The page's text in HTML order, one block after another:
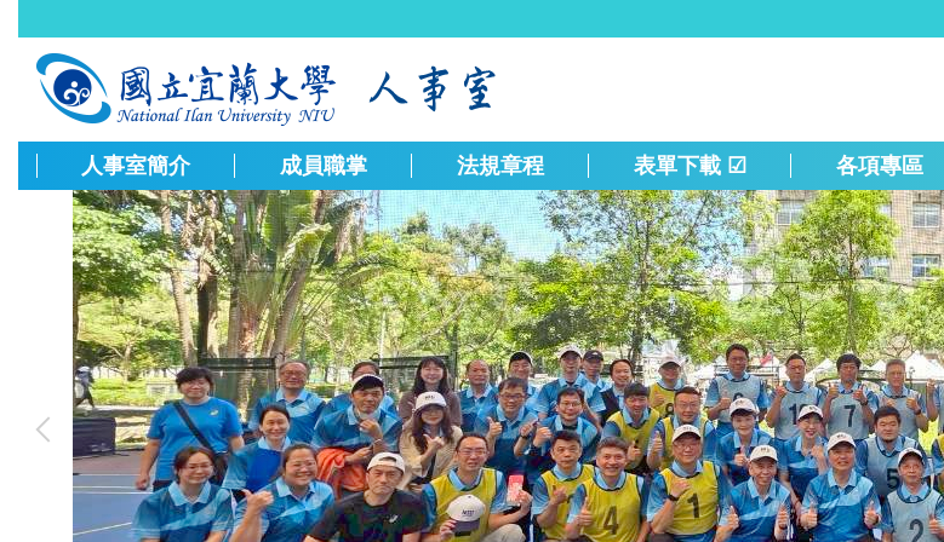
到
容
人事室簡介 成員職掌 法規章程 表單下載 ☑ 各項專區